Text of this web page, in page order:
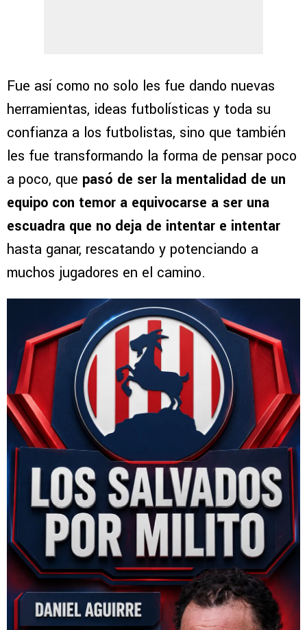
Fue así como no solo les fue dando nuevas
herramientas, ideas futbolísticas y toda su
confianza a los futbolistas, sino que también
les fue transformando la forma de pensar poco
a poco, que pasó de ser la mentalidad de un
equipo con temor a equivocarse a ser una
escuadra que no deja de intentar e intentar
hasta ganar, rescatando y potenciando a
muchos jugadores en el camino.